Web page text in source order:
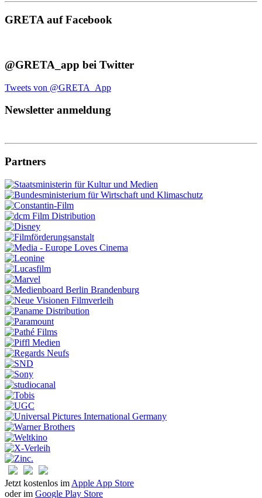
GRETA auf Facebook
@GRETA_app bei Twitter
Tweets von @GRETA_App
Newsletter anmeldung
Partners
Jetzt kostenlos im Apple App Store
oder im Google Play Store